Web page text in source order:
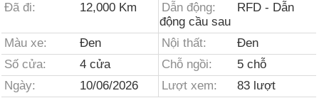
Đã đi:
12,000 Km Dẫn động:
RFD - Dẫn
động cầu sau
Màu xe:
Đen Nội thất:
Đen
Số cửa:
4 cửa Chỗ ngồi:
5 chỗ
Ngày:
10/06/2026 Lượt xem:
83 lượt